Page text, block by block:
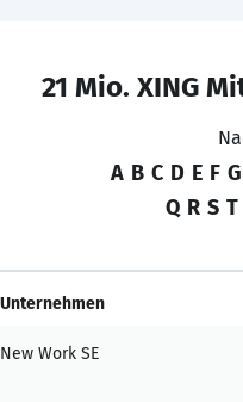
21 Mio. XING
A B C D E F G
Q R S T
Unternehmen
New Work SE